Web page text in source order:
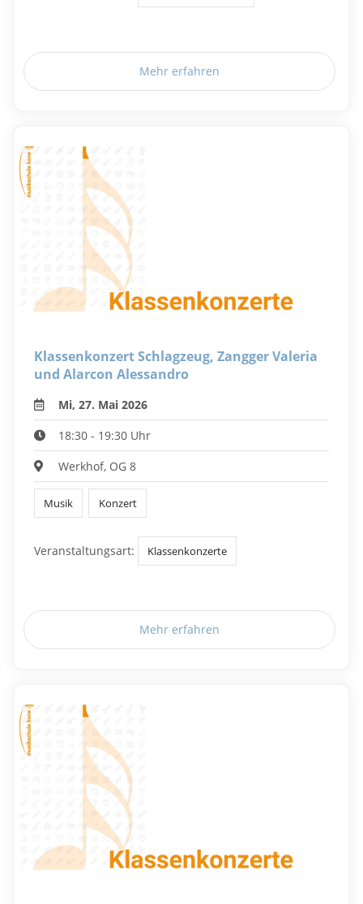
Mehr erfahren
Klassenkonzert Schlagzeug, Zangger Valeria
und Alarcon Alessandro
Mi, 27. Mai 2026
18:30 - 19:30 Uhr
Werkhof, OG 8
Musik Konzert
Veranstaltungsart: Klassenkonzerte
Mehr erfahren